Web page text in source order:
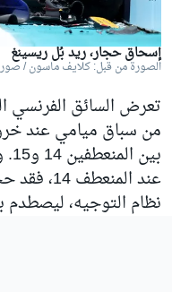
إسحاق حجار، ريد بُل ريسينغ
الصورة من قبل: كلايف ماسون /
تعرض السائق الفرنسي
من سباق ميامي عند
عند
نظام التوجيه، ليصطدم